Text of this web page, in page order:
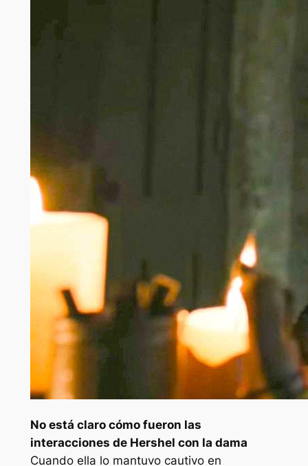
No está claro cómo fueron las
interacciones de Hershel con la dama
Cuando ella lo mantuvo cautivo en